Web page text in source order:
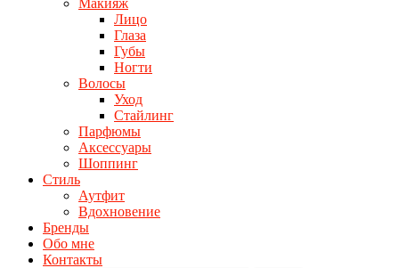
Макияж
Лицо
Глаза
Губы
Ногти
Волосы
Уход
Стайлинг
Парфюмы
Аксессуары
Шоппинг
Стиль
Аутфит
Вдохновение
Бренды
Обо мне
Контакты